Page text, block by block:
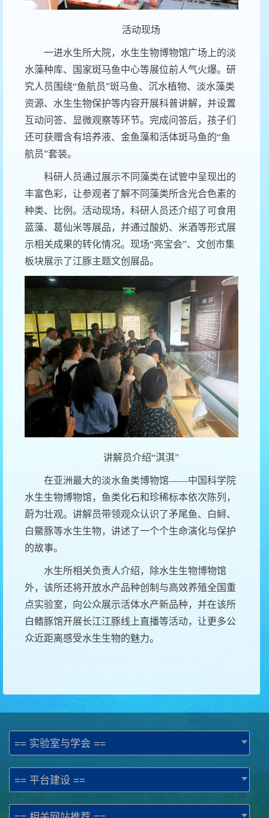
活动现场
一进水生所大院，水生生物博物馆广场上的淡
水藻种库、国家斑马鱼中心等展位前人气火爆。研
究人员围绕“鱼航员”斑马鱼、沉水植物、淡水藻类
资源、水生生物保护等内容开展科普讲解，并设置
互动问答、显微观察等环节。完成问答后，孩子们
还可获赠含有培养液、金鱼藻和活体斑马鱼的“鱼
航员”套装。
科研人员通过展示不同藻类在试管中呈现出的
丰富色彩，让参观者了解不同藻类所含光合色素的
种类、比例。活动现场，科研人员还介绍了可食用
蓝藻、葛仙米等展品，并通过酸奶、米酒等形式展
示相关成果的转化情况。现场“亮宝会”、文创市集
板块展示了江豚主题文创展品。
讲解员介绍“淇淇”
在亚洲最大的淡水鱼类博物馆——中国科学院
水生生物博物馆，鱼类化石和珍稀标本依次陈列，
蔚为壮观。讲解员带领观众认识了矛尾鱼、白鲟、
白鱀豚等水生生物，讲述了一个个生命演化与保护
的故事。
水生所相关负责人介绍，除水生生物博物馆
外，该所还将开放水产品种创制与高效养殖全国重
点实验室，向公众展示活体水产新品种，并在该所
白鳍豚馆开展长江江豚线上直播等活动，让更多公
众近距离感受水生生物的魅力。
== 实验室与学会 ==
== 平台建设 ==